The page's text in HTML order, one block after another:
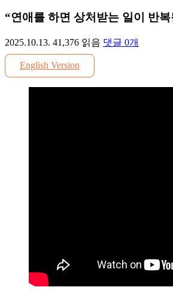
“연애를 하면 상처받는 일이 반
2025.10.13. 41,376 읽음 댓글 0개
English Version